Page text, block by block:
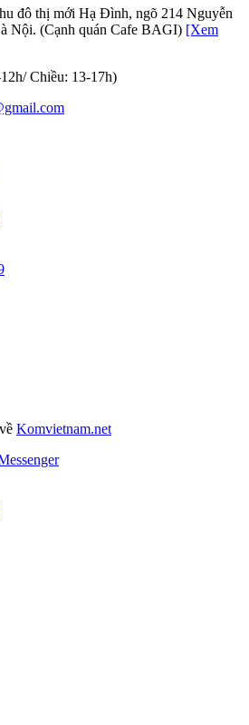
đô thị mới Hạ Đình, ngõ 214 Nguyễn
Nội. (Cạnh quán Cafe BAGI) [Xem
Chiều: 13-17h)
Komvietnam.net